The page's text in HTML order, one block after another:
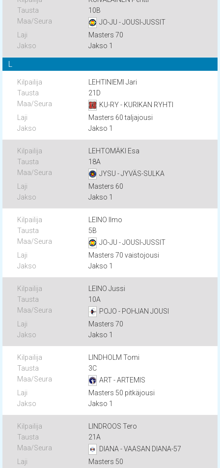
10B
JO-JU - JOUSI-JUSSIT
Masters 70
Jakso 1
L
LEHTINIEMI Jari
21D
KU-RY - KURIKAN RYHTI
Masters 60 taljajousi
Jakso 1
LEHTOMÄKI Esa
18A
JYSU - JYVÄS-SULKA
Masters 60
Jakso 1
LEINO Ilmo
5B
JO-JU - JOUSI-JUSSIT
Masters 70 vaistojousi
Jakso 1
LEINO Jussi
10A
POJO - POHJAN JOUSI
Masters 70
Jakso 1
LINDHOLM Tomi
3C
ART - ARTEMIS
Masters 50 pitkäjousi
Jakso 1
LINDROOS Tero
21A
DIANA - VAASAN DIANA-57
Masters 50